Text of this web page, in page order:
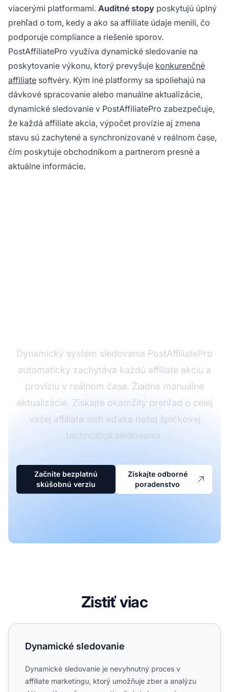
viacerými platformami. Auditné stopy poskytujú úplný
prehľad o tom, kedy a ako sa affiliate údaje menili, čo
podporuje compliance a riešenie sporov.
PostAffiliatePro využíva dynamické sledovanie na
poskytovanie výkonu, ktorý prevyšuje konkurenčné
affiliate softvéry. Kým iné platformy sa spoliehajú na
dávkové spracovanie alebo manuálne aktualizácie,
dynamické sledovanie v PostAffiliatePro zabezpečuje,
že každá affiliate akcia, výpočet provízie aj zmena
stavu sú zachytené a synchronizované v reálnom čase,
čím poskytuje obchodníkom a partnerom presné a
aktuálne informácie.
Dynamický systém sledovania PostAffiliatePro
automaticky zachytáva každú affiliate akciu a
províziu v reálnom čase. Žiadne manuálne
aktualizácie. Získajte okamžitý prehľad o celej
vašej affiliate sieti vďaka našej špičkovej
technológii sledovania.
Začnite bezplatnú
skúšobnú verziu
Získajte odborné
poradenstvo
Zistiť viac
Dynamické sledovanie
Dynamické sledovanie
Dynamické sledovanie je nevyhnutný proces v
affiliate marketingu, ktorý umožňuje zber a analýzu